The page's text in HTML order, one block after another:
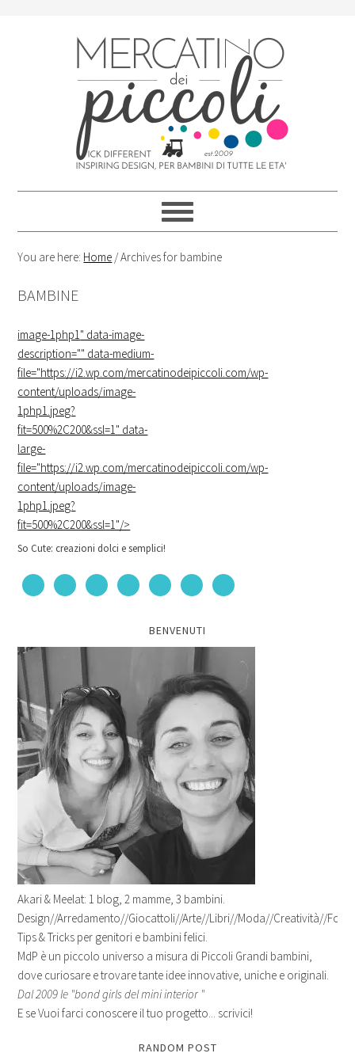
You are here: Home /Archives for bambine
BAMBINE
image-1php1" data-image-
description="" data-medium-
file="https://i2.wp.com/mercatinodeipiccoli.com/wp-
content/uploads/image-
1php1.jpeg?
fit=500%2C200&ssl=1" data-
large-
file="https://i2.wp.com/mercatinodeipiccoli.com/wp-
content/uploads/image-
1php1.jpeg?
fit=500%2C200&ssl=1"/>
So Cute: creazioni dolci e semplici!
BENVENUTI
Akari & Meelat: 1 blog, 2 mamme, 3 bambini.
Design//Arredamento//Giocattoli//Arte//Libri//Moda//Creatività//
Tips & Tricks per genitori e bambini felici.
MdP è un piccolo universo a misura di Piccoli Grandi bambini,
dove curiosare e trovare tante idee innovative, uniche e originali.
Dal 2009 le "bond girls del mini interior "
E se Vuoi farci conoscere il tuo progetto... scrivici!
RANDOM POST